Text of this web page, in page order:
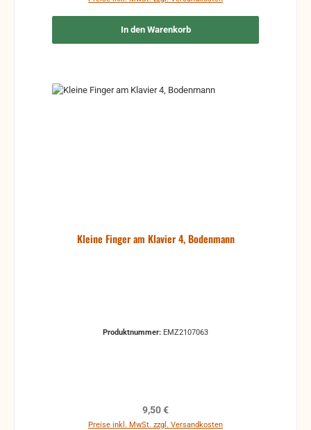
In den Warenkorb
Kleine Finger am Klavier 4, Bodenmann
Produktnummer: EMZ2107063
Regulärer Preis:
9,50 €
Preise inkl. MwSt. zzgl. Versandkosten